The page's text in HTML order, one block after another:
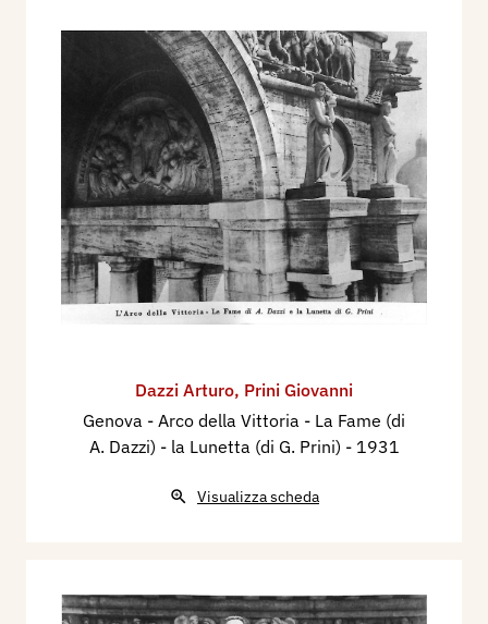
Dazzi Arturo, Prini Giovanni
Genova - Arco della Vittoria - La Fame (di
A. Dazzi) - la Lunetta (di G. Prini) - 1931
Visualizza scheda